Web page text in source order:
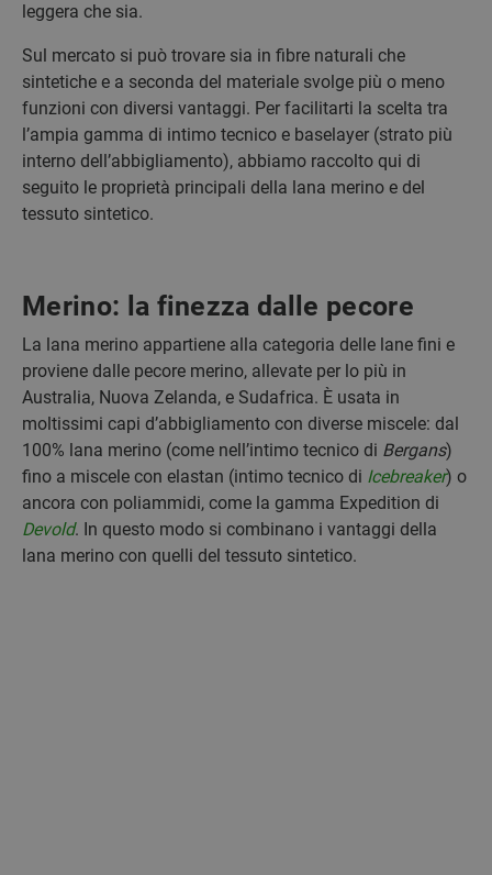
leggera che sia.
Sul mercato si può trovare sia in fibre naturali che
sintetiche e a seconda del materiale svolge più o meno
funzioni con diversi vantaggi. Per facilitarti la scelta tra
l’ampia gamma di intimo tecnico e baselayer (strato più
interno dell’abbigliamento), abbiamo raccolto qui di
seguito le proprietà principali della lana merino e del
tessuto sintetico.
Merino: la finezza dalle pecore
La lana merino appartiene alla categoria delle lane fini e
proviene dalle pecore merino, allevate per lo più in
Australia, Nuova Zelanda, e Sudafrica. È usata in
moltissimi capi d’abbigliamento con diverse miscele: dal
100% lana merino (come nell’intimo tecnico di Bergans)
fino a miscele con elastan (intimo tecnico di Icebreaker) o
ancora con poliammidi, come la gamma Expedition di
Devold. In questo modo si combinano i vantaggi della
lana merino con quelli del tessuto sintetico.